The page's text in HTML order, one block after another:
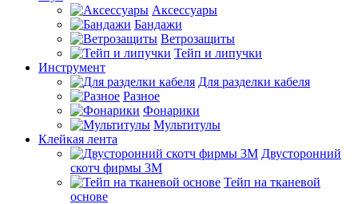
Аксессуары
Бандажи
Ветрозащиты
Тейп и липучки
Инструмент
Для разделки кабеля
Разное
Фонарики
Мультитулы
Клейкая лента
Двусторонний
скотч фирмы 3M
Тейп на тканевой
основе